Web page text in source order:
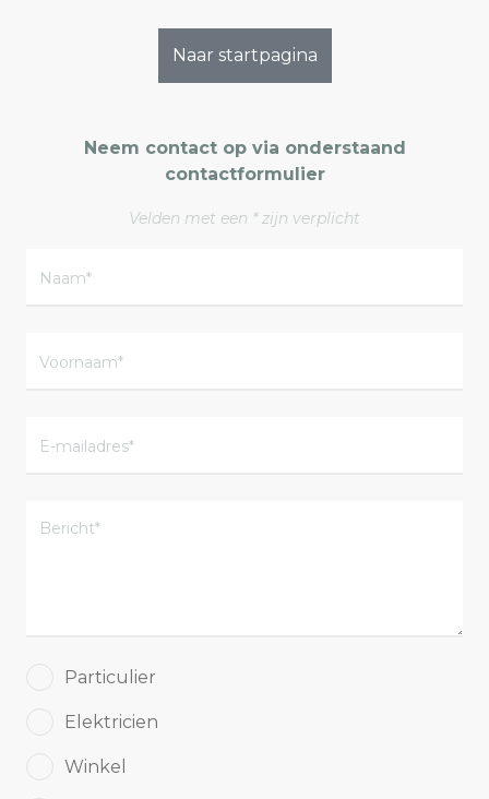
Naar startpagina
Neem contact op via onderstaand
contactformulier
Velden met een * zijn verplicht
Particulier
Elektricien
Winkel